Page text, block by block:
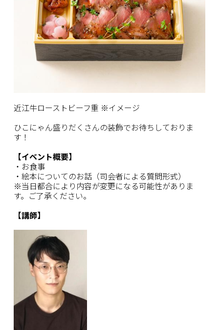
近江牛ローストビーフ重 ※イメージ
ひこにゃん盛りだくさんの装飾でお待ちしておりま
す！
【イベント概要】
・お食事
・絵本についてのお話（司会者による質問形式）
※当日都合により内容が変更になる可能性がありま
す。ご了承ください。
【講師】